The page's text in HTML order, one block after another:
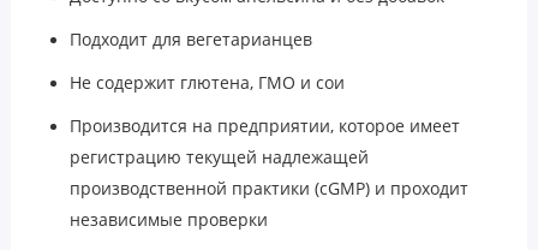
Подходит для вегетарианцев
Не содержит глютена, ГМО и сои
Производится на предприятии, которое имеет
регистрацию текущей надлежащей
производственной практики (cGMP) и проходит
независимые проверки